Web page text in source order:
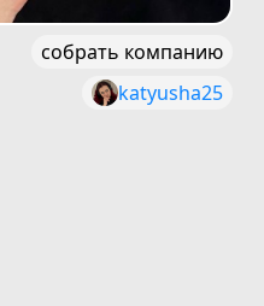
собрать компанию
katyusha25